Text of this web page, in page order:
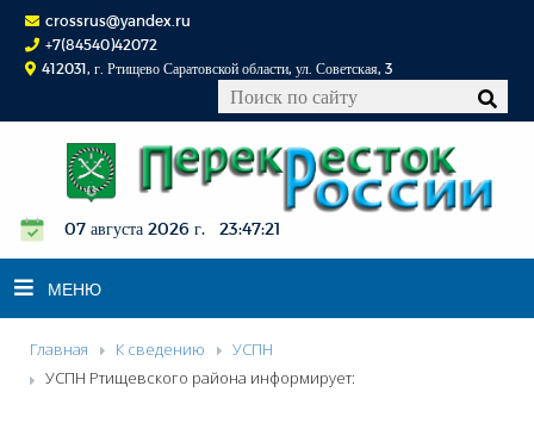
crossrus@yandex.ru
+7(84540)42072
412031, г. Ртищево Саратовской области, ул. Советская, 3
07 августа 2026 г. 23:47:22
МЕНЮ
НОВОСТИ
Главная К сведению
УСПН
УСПН Ртищевского района информирует: